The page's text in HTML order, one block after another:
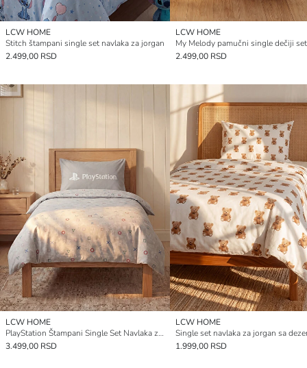
LCW HOME
Stitch štampani single set navlaka za jorgan
2.499,00 RSD
LCW HOME
2.499,00 RSD
LCW HOME
PlayStation Štampani Single Set Navlaka za Jorgan
3.499,00 RSD
LCW HOME
1.999,00 RSD